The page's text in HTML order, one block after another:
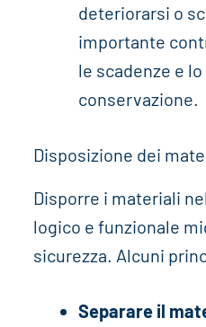
deteriorarsi o
importante
le scadenze e
conservazione.
Disposizione dei
Disporre i materiali
logico e funzionale
sicurezza. Alcuni
Separare il